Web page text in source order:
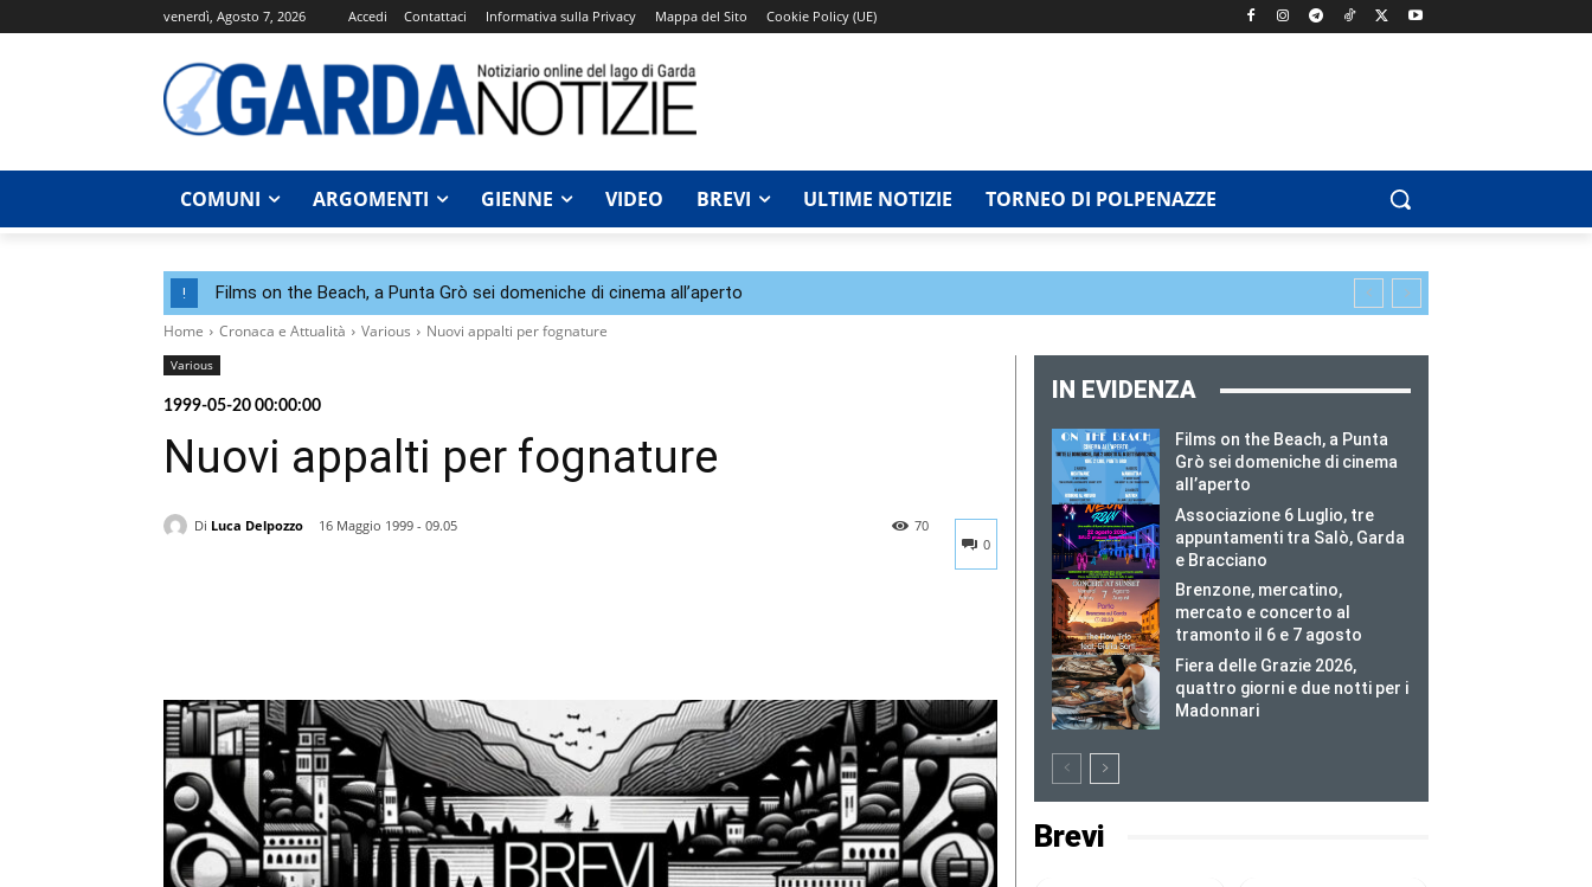
venerdì, Agosto 7, 2026 Accedi Contattaci Informativa sulla Privacy Mappa del Sito Cookie Policy (UE)
COMUNI ARGOMENTI GIENNE VIDEO BREVI ULTIME NOTIZIE TORNEO DI POLPENAZZE
! Films on the Beach, a Punta Grò sei domeniche di cinema all’aperto
Home Cronaca e Attualità Various Nuovi appalti per fognature
Various
1999-05-20 00:00:00
Nuovi appalti per fognature
Di Luca Delpozzo
16 Maggio 1999 - 09.05
0
70
IN EVIDENZA
Films on the Beach, a Punta
Grò sei domeniche di cinema
all’aperto
Associazione 6 Luglio, tre
appuntamenti tra Salò, Garda
e Bracciano
Brenzone, mercatino,
mercato e concerto al
tramonto il 6 e 7 agosto
Fiera delle Grazie 2026,
quattro giorni e due notti per i
Madonnari
Brevi